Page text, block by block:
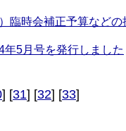
臨時会補正予算などの
5月号を発行しました
] [31] [32] [33]